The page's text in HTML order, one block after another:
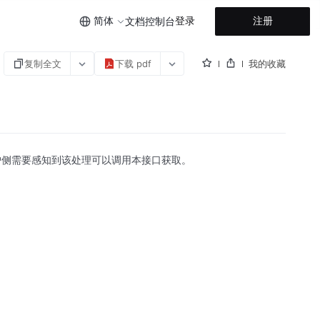
简体 文档控制台登录 注册
复制全文 下载 pdf 我的收藏
需要感知到该处理可以调用本接口获取。